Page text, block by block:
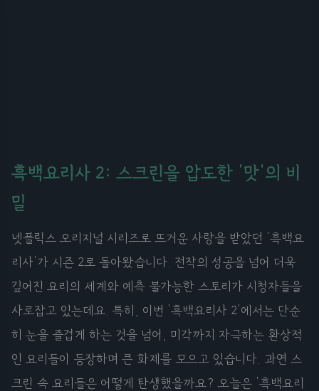
흑백요리사 2: 스크린을 압도한 '맛'의 비
밀
넷플릭스 오리지널 시리즈로 뜨거운 사랑을 받았던 '흑백요
리사'가 시즌 2로 돌아왔습니다. 전작의 성공을 넘어 더욱
깊어진 요리의 세계와 예측 불가능한 스토리가 시청자들을
사로잡고 있는데요. 특히, 이번 '흑백요리사 2'에서는 단순
히 눈을 즐겁게 하는 것을 넘어, 미각까지 자극하는 환상적
인 요리들이 등장하며 큰 화제를 모으고 있습니다. 과연 스
크린 속 요리들은 어떻게 탄생했을까요? 오늘은 '흑백요리